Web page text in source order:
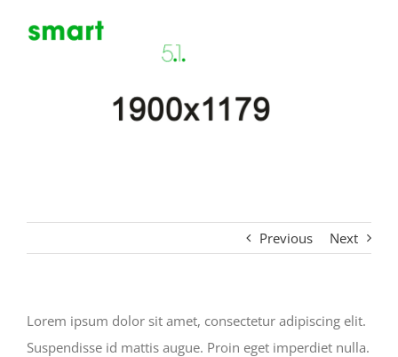
PROYECTO
MEDIATECA
Previous Next
Lorem ipsum dolor sit amet, consectetur adipiscing elit.
Suspendisse id mattis augue. Proin eget imperdiet nulla.